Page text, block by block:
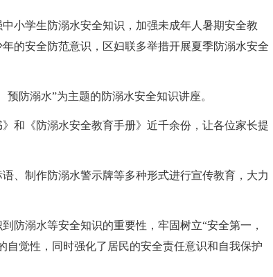
小学生防溺水安全知识，加强未成年人暑期安全教
的安全防范意识，区妇联多举措开展夏季防溺水安全
防溺水”为主题的防溺水安全知识讲座。
和《防溺水安全教育手册》近千余份，让各位家长提
、制作防溺水警示牌等多种形式进行宣传教育，大力
防溺水等安全知识的重要性，牢固树立“安全第一，
自觉性，同时强化了居民的安全责任意识和自我保护